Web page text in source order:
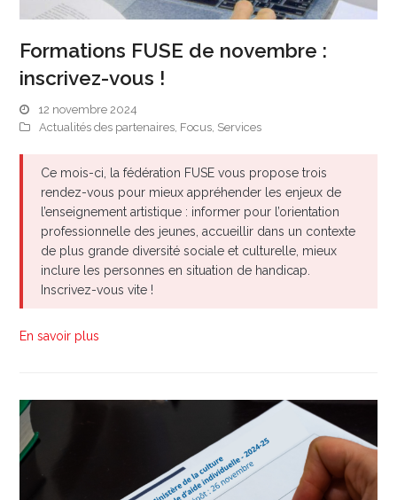
Formations FUSE de novembre :
inscrivez-vous !
12 novembre 2024
Actualités des partenaires, Focus, Services
Ce mois-ci, la fédération FUSE vous propose trois
rendez-vous pour mieux appréhender les enjeux de
l’enseignement artistique : informer pour l’orientation
professionnelle des jeunes, accueillir dans un contexte
de plus grande diversité sociale et culturelle, mieux
inclure les personnes en situation de handicap.
Inscrivez-vous vite !
En savoir plus